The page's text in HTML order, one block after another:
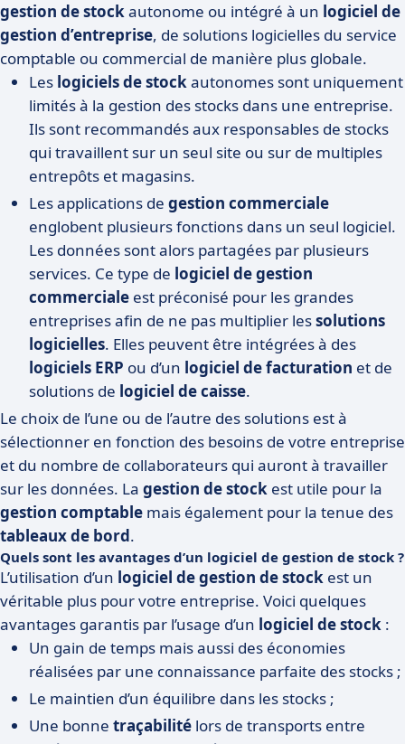
gestion de stockautonome ou intégré à un logiciel de
gestion d’entreprise, de solutions logicielles du service
comptable ou commercial de manière plus globale.
Les logiciels de stockautonomes sont uniquement
limités à la gestion des stocks dans une entreprise.
Ils sont recommandés aux responsables de stocks
qui travaillent sur un seul site ou sur de multiples
entrepôts et magasins.
Les applications de gestion commerciale
englobent plusieurs fonctions dans un seul logiciel.
Les données sont alors partagées par plusieurs
services. Ce type de logiciel de gestion
commerciale est préconisé pour les grandes
entreprises afin de ne pas multiplier lessolutions
logicielles. Elles peuvent être intégrées à des
logiciels ERP ou d’un logiciel de facturation et de
solutions de logiciel de caisse.
Le choix de l’une ou de l’autre des solutions est à
sélectionner en fonction des besoins de votre entreprise
et du nombre de collaborateurs qui auront à travailler
sur les données. La gestion de stock est utile pour la
gestion comptable mais également pour la tenue des
tableaux de bord.
Quels sont les avantages d’un logiciel de gestion de stock ?
L’utilisation d’un logiciel de gestion de stock est un
véritable plus pour votre entreprise. Voici quelques
avantages garantis par l’usage d’un logiciel de stock :
Un gain de temps mais aussi des économies
réalisées par une connaissance parfaite des stocks ;
Le maintien d’un équilibre dans les stocks ;
Une bonne traçabilité lors de transports entre